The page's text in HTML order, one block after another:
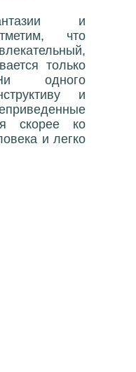
и
что
только
одного
и
скорее ко
и легко